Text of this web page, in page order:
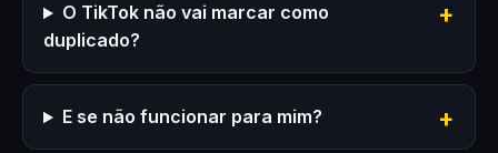
O TikTok não vai marcar como
duplicado?
E se não funcionar para mim?